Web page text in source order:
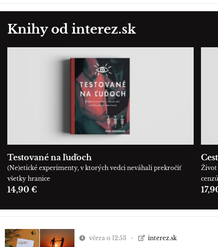
Knihy od interez.sk
Testované na ľuďoch
(Ne)etické experimenty, v ktorých vedci neváhali prekročiť
všetky hranice
14,90 €
Život
včera o 12:53 interez.sk